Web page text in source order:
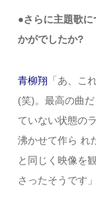
●さらに主題歌
かがでしたか?
青柳翔 「あ、こ
(笑)。最高の曲
ていない状態の
沸かせて作ら れ
と同じく映像を
さったそうです」